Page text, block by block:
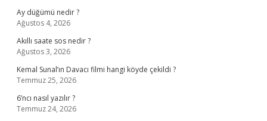
Ay düğümü nedir ?
Ağustos 4, 2026
Akıllı saate sos nedir ?
Ağustos 3, 2026
Kemal Sunal’ın Davacı filmi hangi köyde çekildi ?
Temmuz 25, 2026
6’ncı nasıl yazılır ?
Temmuz 24, 2026